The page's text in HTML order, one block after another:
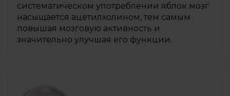
систематическом употреблении яблок мозг
насыщается ацетилхолином, тем самым
повышая мозговую активность и
значительно улучшая его функции.